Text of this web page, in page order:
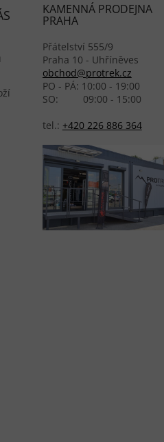
KAMENNÁ PRODEJNA
PRAHA
Přátelství 555/9
Praha 10 - Uhříněves
obchod@protrek.cz
PO - PÁ: 10:00 - 19:00
SO: 09:00 - 15:00
tel.: +420 226 886 364